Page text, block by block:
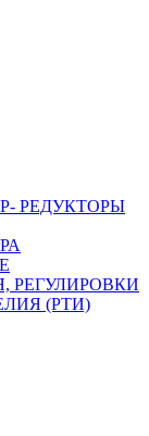
РЕДУКТОРЫ
РЕГУЛИРОВКИ
(РТИ)